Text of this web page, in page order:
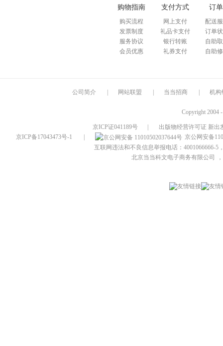
购物指南
购买流程
发票制度
服务协议
会员优惠
支付方式
网上支付
礼品卡支付
银行转账
礼券支付
订
配送
订单
自助
自助
公司简介 网站联盟 当当招商 机构
Copyright 2004
京ICP证041189号
出版物经营许可证 新出
京ICP备17043473号-1
京公网安备
互联网违法和不良信息举报电话：4001066666-5
北京当当科文电子商务有限公司